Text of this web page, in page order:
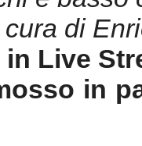
di
Live
in